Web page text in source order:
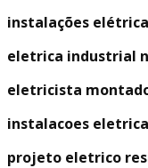
instalações
eletrica industrial
eletricista
instalacoes
projeto eletrico